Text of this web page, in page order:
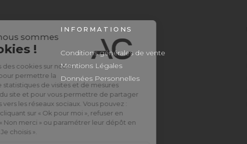
INFORMATIONS
Conditions générales de vente
Mentions Légales
Données Personnelles